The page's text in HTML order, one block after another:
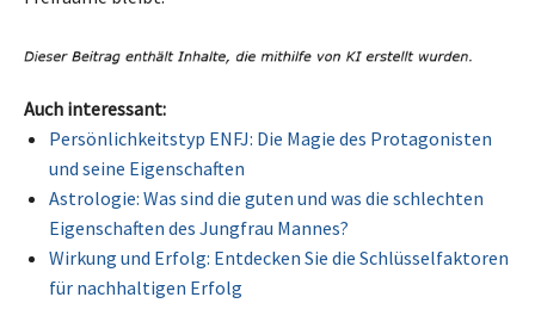
Auch interessant:
Persönlichkeitstyp ENFJ: Die Magie des Protagonisten
und seine Eigenschaften
Astrologie: Was sind die guten und was die schlechten
Eigenschaften des Jungfrau Mannes?
Wirkung und Erfolg: Entdecken Sie die Schlüsselfaktoren
für nachhaltigen Erfolg